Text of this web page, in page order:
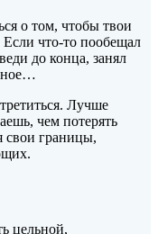
о том, чтобы твои
что-то пообещал
до конца, занял
Лучше
чем потерять
свои границы,
цельной,